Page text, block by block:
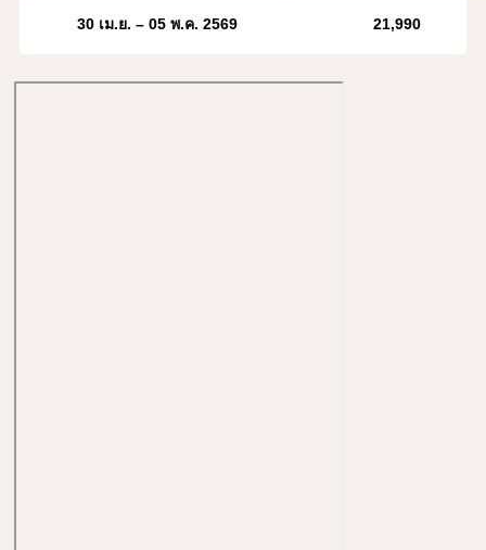
30 เม.ย. – 05 พ.ค. 2569 21,990